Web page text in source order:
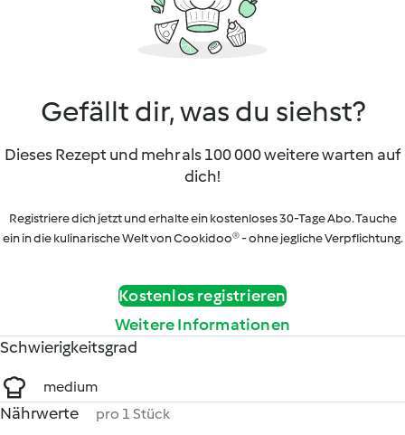
Gefällt dir, was du siehst?
Dieses Rezept und mehr als 100 000 weitere warten auf
dich!
Registriere dich jetzt und erhalte ein kostenloses 30-Tage Abo. Tauche
ein in die kulinarische Welt von Cookidoo® - ohne jegliche Verpflichtung.
Kostenlos registrieren
Weitere Informationen
Schwierigkeitsgrad
medium
Nährwerte pro 1 Stück